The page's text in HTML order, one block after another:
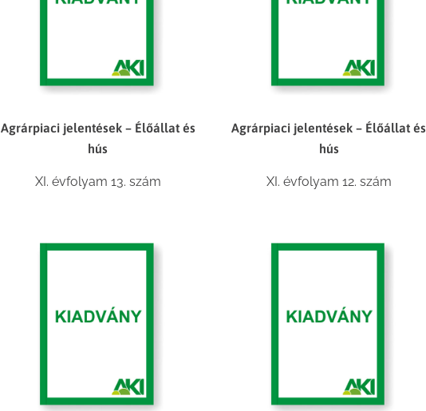
Agrárpiaci jelentések – Élőállat és
hús
XI. évfolyam 13. szám
Agrárpiaci jelentések – Élőállat és
hús
XI. évfolyam 12. szám